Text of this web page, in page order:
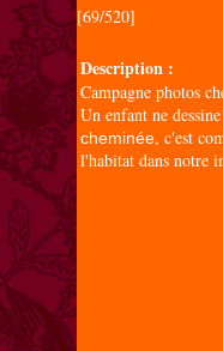
[69/520]
Description :
Campagne photos
Un enfant ne
cheminée, c'est
l'habitat dans notre